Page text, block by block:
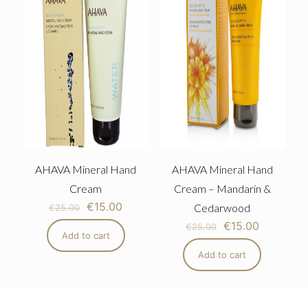
AHAVA Mineral Hand
Cream
€25.00 €15.00
Add to cart
AHAVA Mineral Hand
Cream – Mandarin &
Cedarwood
€25.00 €15.00
Add to cart